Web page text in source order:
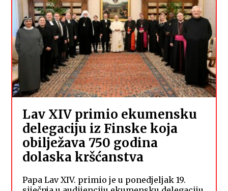
Lav XIV primio ekumensku
delegaciju iz Finske koja
obilježava 750 godina
dolaska kršćanstva
Papa Lav XIV. primio je u ponedjeljak 19.